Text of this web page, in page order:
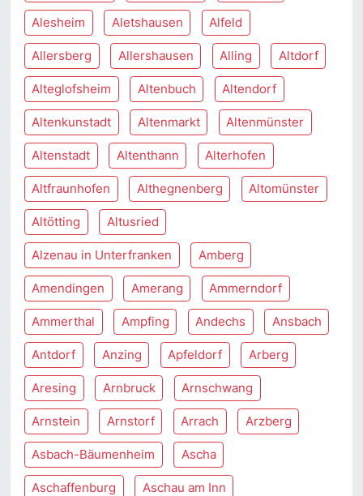
Alesheim Aletshausen Alfeld
Allersberg Allershausen Alling Altdorf
Alteglofsheim Altenbuch Altendorf
Altenkunstadt Altenmarkt Altenmünster
Altenstadt Altenthann Alterhofen
Altfraunhofen Althegnenberg Altomünster
Altötting Altusried
Alzenau in Unterfranken Amberg
Amendingen Amerang Ammerndorf
Ammerthal Ampfing Andechs Ansbach
Antdorf Anzing Apfeldorf Arberg
Aresing Arnbruck Arnschwang
Arnstein Arnstorf Arrach Arzberg
Asbach-Bäumenheim Ascha
Aschaffenburg Aschau am Inn